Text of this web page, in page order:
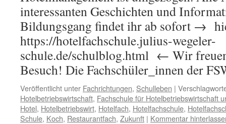
interessanten Geschichten und
Bildungsgang findet ihr ab sofort →
https://hotelfachschule.julius-wegeler-
schule.de/schulblog.html ← Wir
Besuch! Die Fachschüler_innen der
Veröffentlicht unter Fachrichtungen, Schulleben |
Hotelbetriebswirtschaft, Fachschule für Hotelbetriebswirtschaft
Hotel, Hotelbetriebswirt, Hotelfach, Hotelfachschule,
Schule, Koch, Restaurantfach, Zukunft | Kommentar